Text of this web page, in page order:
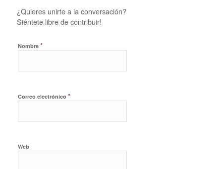
¿Quieres unirte a la conversación?
Siéntete libre de contribuir!
Nombre *
Correo electrónico *
Web